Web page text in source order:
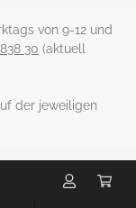
von 9-12 und
30 (aktuell
der jeweiligen